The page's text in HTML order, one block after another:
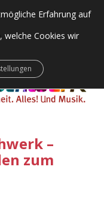
–
zum
Erfahrung auf
welche Cookies wir